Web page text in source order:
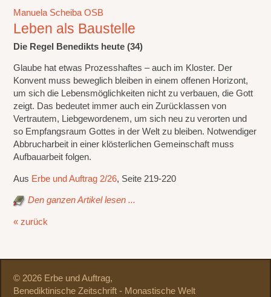
Manuela Scheiba OSB
Leben als Baustelle
Die Regel Benedikts heute (34)
Glaube hat etwas Prozesshaftes – auch im Kloster. Der
Konvent muss beweglich bleiben in einem offenen Horizont,
um sich die Lebensmöglichkeiten nicht zu verbauen, die Gott
zeigt. Das bedeutet immer auch ein Zurücklassen von
Vertrautem, Liebgewordenem, um sich neu zu verorten und
so Empfangsraum Gottes in der Welt zu bleiben. Notwendiger
Abbrucharbeit in einer klösterlichen Gemeinschaft muss
Aufbauarbeit folgen.
Aus Erbe und Auftrag 2/26, Seite 219-220
Den ganzen Artikel lesen ...
« zurück
© 2026 Erbe und Auftrag,
Benediktinische Zeitschrift - Monastische Welt